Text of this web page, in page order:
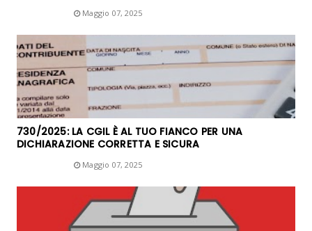
Maggio 07, 2025
730/2025: LA CGIL È AL TUO FIANCO PER UNA
DICHIARAZIONE CORRETTA E SICURA
Maggio 07, 2025